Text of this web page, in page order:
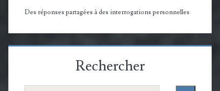
Des réponses partagées à des interrogations personnelles
Rechercher